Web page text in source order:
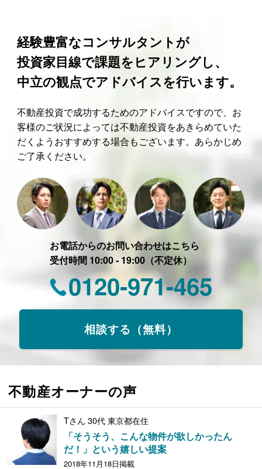
経験豊富なコンサルタントが
投資家目線で課題をヒアリングし、
中立の観点でアドバイスを行います。
不動産投資で成功するためのアドバイスですので、お
客様のご状況によっては不動産投資をあきらめていた
だくようおすすめする場合もございます。あらかじめ
ご了承ください。
お電話からのお問い合わせはこちら
受付時間 10:00 - 19:00（不定休）
0120-971-465
相談する（無料）
不動産オーナーの声
Tさん 30代 東京都在住
「そうそう、こんな物件が欲しかったん
だ！」という嬉しい提案
2018年11月18日掲載